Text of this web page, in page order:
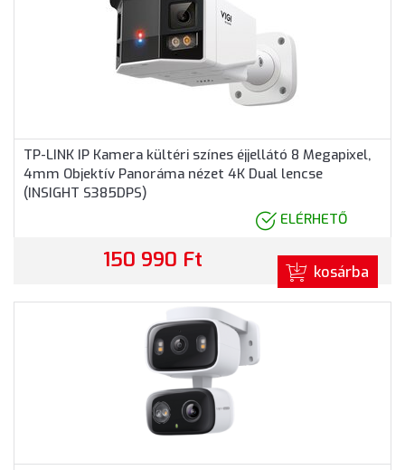
TP-LINK IP Kamera kültéri színes éjjellátó 8 Megapixel,
4mm Objektív Panoráma nézet 4K Dual lencse
(INSIGHT S385DPS)
ELÉRHETŐ
150 990 Ft kosárba